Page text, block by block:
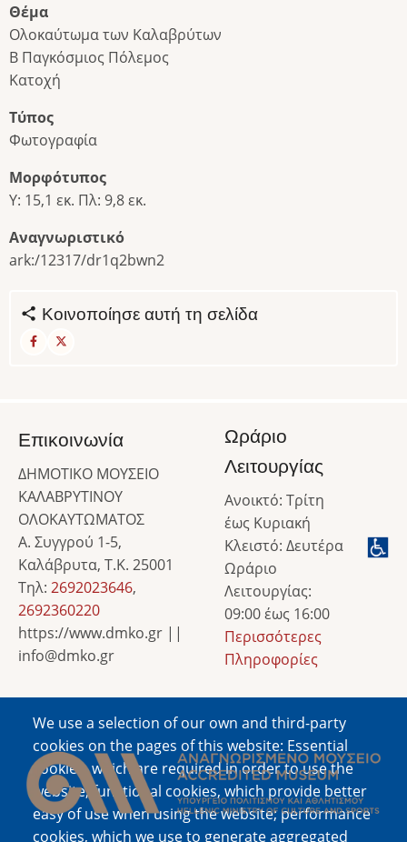
Θέμα
Ολοκαύτωμα των Καλαβρύτων
Β Παγκόσμιος Πόλεμος
Κατοχή
Τύπος
Φωτογραφία
Μορφότυπος
Υ: 15,1 εκ. Πλ: 9,8 εκ.
Αναγνωριστικό
ark:/12317/dr1q2bwn2
Κοινοποίησε αυτή τη σελίδα
We use a selection of our own and third-party
cookies on the pages of this website: Essential
cookies, which are required in order to use the
website; functional cookies, which provide better
easy of use when using the website; performance
cookies, which we use to generate aggregated
Επικοινωνία
ΔΗΜΟΤΙΚΟ ΜΟΥΣΕΙΟ
ΚΑΛΑΒΡΥΤΙΝΟΥ
ΟΛΟΚΑΥΤΩΜΑΤΟΣ
Α. Συγγρού 1-5,
Καλάβρυτα, Τ.Κ. 25001
Τηλ: 2692023646,
2692360220
https://www.dmko.gr ||
info@dmko.gr
Ωράριο
Λειτουργίας
Ανοικτό: Τρίτη
έως Κυριακή
Κλειστό: Δευτέρα
Ωράριο
Λειτουργίας:
09:00 έως 16:00
Περισσότερες
Πληροφορίες
Image